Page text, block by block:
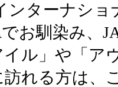
ンターナショ
お馴染み、
ル」や「ア
れる方は、